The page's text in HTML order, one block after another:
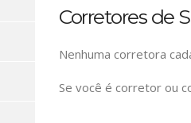
Corretores de
Nenhuma corretora
Se você é corretor ou